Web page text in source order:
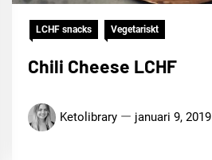
LCHF snacks Vegetariskt
Chili Cheese LCHF
Ketolibrary januari 9, 2019